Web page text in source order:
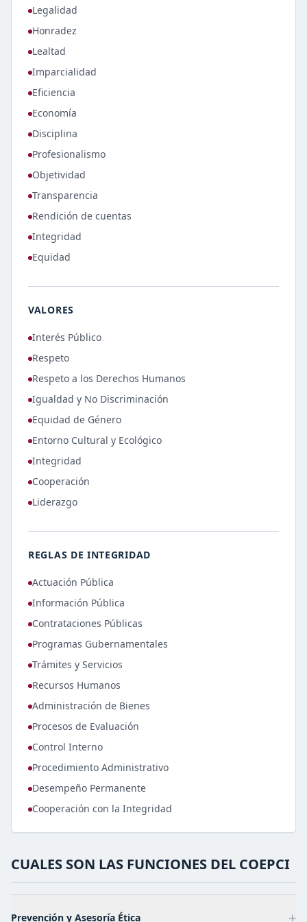
Legalidad
Honradez
Lealtad
Imparcialidad
Eficiencia
Economía
Disciplina
Profesionalismo
Objetividad
Transparencia
Rendición de cuentas
Integridad
Equidad
VALORES
Interés Público
Respeto
Respeto a los Derechos Humanos
Igualdad y No Discriminación
Equidad de Género
Entorno Cultural y Ecológico
Integridad
Cooperación
Liderazgo
REGLAS DE INTEGRIDAD
Actuación Pública
Información Pública
Contrataciones Públicas
Programas Gubernamentales
Trámites y Servicios
Recursos Humanos
Administración de Bienes
Procesos de Evaluación
Control Interno
Procedimiento Administrativo
Desempeño Permanente
Cooperación con la Integridad
CUALES SON LAS FUNCIONES DEL COEPCI
Prevención y Asesoría Ética +